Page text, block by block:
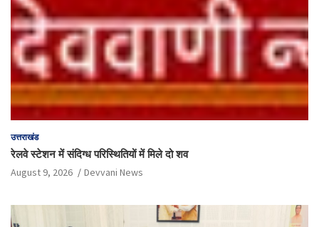
उत्तराखंड
रेलवे स्टेशन में संदिग्ध परिस्थितियों में मिले दो शव
August 9, 2026 Devvani News